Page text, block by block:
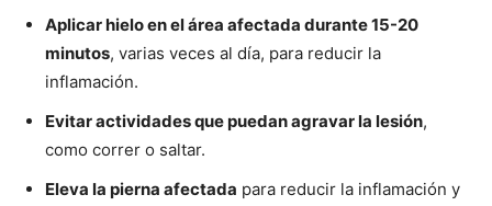
Aplicar hielo en el área afectada durante 15-20
minutos, varias veces al día, para reducir la
inflamación.
Evitar actividades que puedan agravar la lesión,
como correr o saltar.
Eleva la pierna afectada para reducir la inflamación y